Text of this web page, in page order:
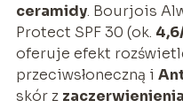
ceramidy. Bourjois
Protect SPF 30 (ok.
oferuje efekt
przeciwsłoneczną i
skór z